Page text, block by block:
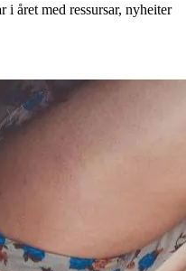
i året med ressursar, nyheiter